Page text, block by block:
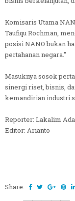
Komisaris Utama
Taufiqu Rochman,
posisi NANO bukan
pertahanan negara."
Masuknya sosok
sinergi riset, bisnis,
kemandirian industri
Reporter: Lakalim
Editor: Arianto
Share: